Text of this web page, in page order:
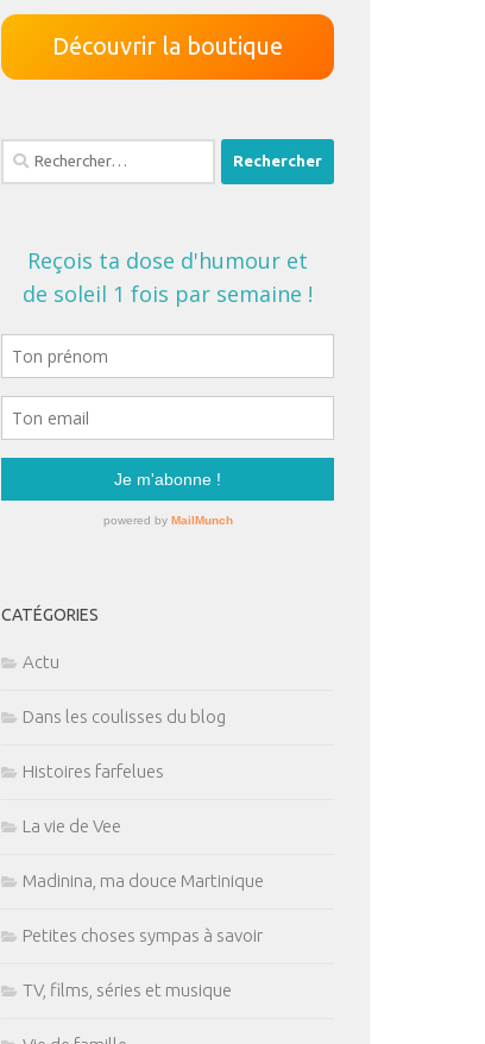
Découvrir la boutique
Rechercher :
CATÉGORIES
Actu
Dans les coulisses du blog
Histoires farfelues
La vie de Vee
Madinina, ma douce Martinique
Petites choses sympas à savoir
TV, films, séries et musique